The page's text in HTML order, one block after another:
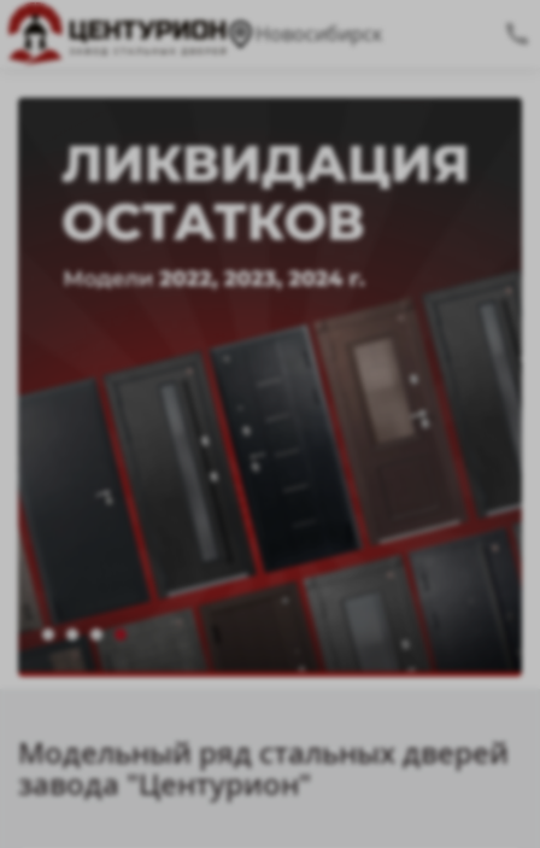
Новосибирск
Модельный ряд стальных дверей
завода "Центурион"